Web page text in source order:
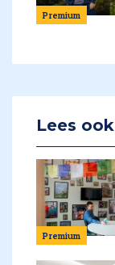
Premium
Lees ook
Premium